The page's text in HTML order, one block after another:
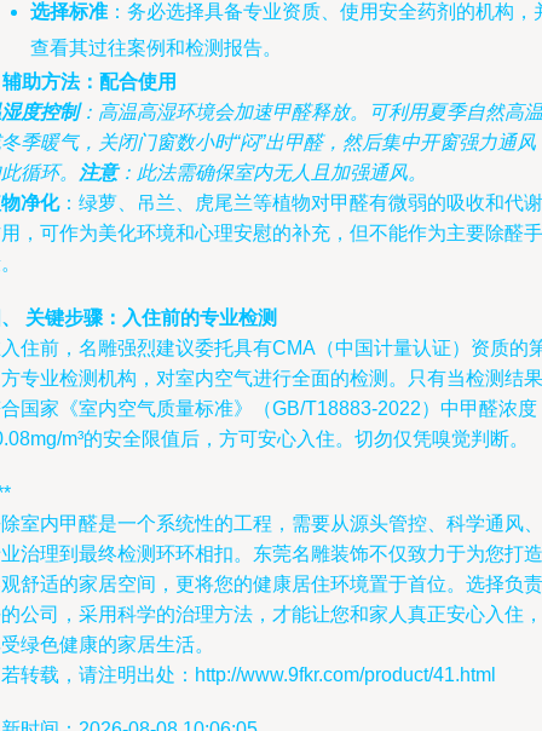
选择标准 ：务必选择具备专业资质、使用安全药剂的机构，
查看其过往案例和检测报告。
助方法：配合使用
度控制：高温高湿环境会加速甲醛释放。可利用夏季自然高温
季暖气，关闭门窗数小时“闷”出甲醛，然后集中开窗强力通风
循环。
注意：此法需确保室内无人且加强通风。
净化：绿萝、吊兰、虎尾兰等植物对甲醛有微弱的吸收和代谢
，可作为美化环境和心理安慰的补充，但不能作为主要除醛手
关键步骤：入住前的专业检测
住前，名雕强烈建议委托具有CMA（中国计量认证）资质的
专业检测机构，对室内空气进行全面的检测。只有当检测结果
国家《室内空气质量标准》（GB/T18883-2022）中甲醛浓度
m³的安全限值后，方可安心入住。切勿仅凭嗅觉判断。
室内甲醛是一个系统性的工程，需要从源头管控、科学通风、
治理到最终检测环环相扣。东莞名雕装饰不仅致力于为您打造
舒适的家居空间，更将您的健康居住环境置于首位。选择负责
公司，采用科学的治理方法，才能让您和家人真正安心入住，
绿色健康的家居生活。
转载，请注明出处：http://www.9fkr.com/product/41.html